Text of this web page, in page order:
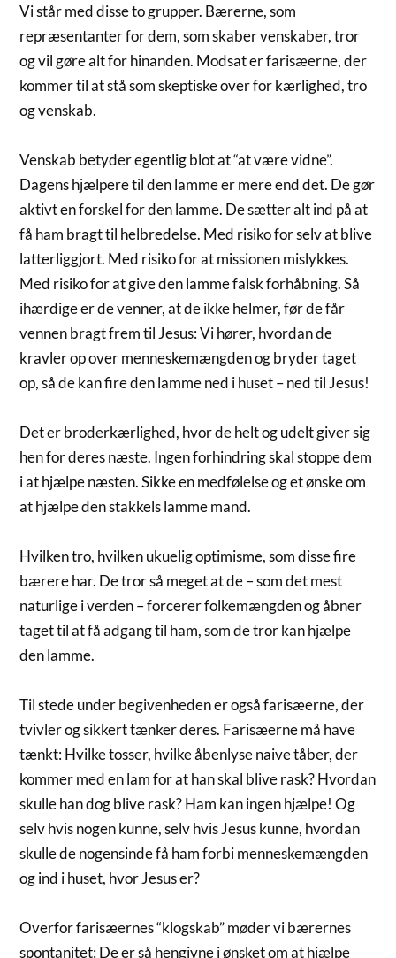
Vi står med disse to grupper. Bærerne, som
repræsentanter for dem, som skaber venskaber, tror
og vil gøre alt for hinanden. Modsat er farisæerne, der
kommer til at stå som skeptiske over for kærlighed, tro
og venskab.
Venskab betyder egentlig blot at “at være vidne”.
Dagens hjælpere til den lamme er mere end det. De gør
aktivt en forskel for den lamme. De sætter alt ind på at
få ham bragt til helbredelse. Med risiko for selv at blive
latterliggjort. Med risiko for at missionen mislykkes.
Med risiko for at give den lamme falsk forhåbning. Så
ihærdige er de venner, at de ikke helmer, før de får
vennen bragt frem til Jesus: Vi hører, hvordan de
kravler op over menneskemængden og bryder taget
op, så de kan fire den lamme ned i huset – ned til Jesus!
Det er broderkærlighed, hvor de helt og udelt giver sig
hen for deres næste. Ingen forhindring skal stoppe dem
i at hjælpe næsten. Sikke en medfølelse og et ønske om
at hjælpe den stakkels lamme mand.
Hvilken tro, hvilken ukuelig optimisme, som disse fire
bærere har. De tror så meget at de – som det mest
naturlige i verden – forcerer folkemængden og åbner
taget til at få adgang til ham, som de tror kan hjælpe
den lamme.
Til stede under begivenheden er også farisæerne, der
tvivler og sikkert tænker deres. Farisæerne må have
tænkt: Hvilke tosser, hvilke åbenlyse naive tåber, der
kommer med en lam for at han skal blive rask? Hvordan
skulle han dog blive rask? Ham kan ingen hjælpe! Og
selv hvis nogen kunne, selv hvis Jesus kunne, hvordan
skulle de nogensinde få ham forbi menneskemængden
og ind i huset, hvor Jesus er?
Overfor farisæernes “klogskab” møder vi bærernes
spontanitet: De er så hengivne i ønsket om at hjælpe